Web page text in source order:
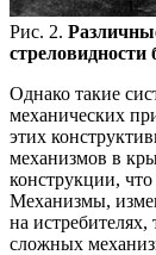
Рис. 2.
Однако такие
механических
этих
механизмов в
конструкции,
Механизмы,
на
сложных